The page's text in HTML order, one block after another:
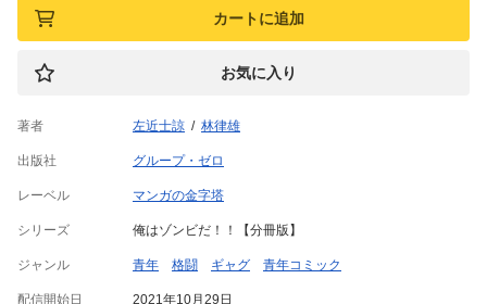
カートに追加
お気に入り
著者 左近士諒 林律雄
出版社 グループ・ゼロ
レーベル マンガの金字塔
シリーズ 俺はゾンビだ！！【分冊版】
ジャンル 青年 格闘 ギャグ 青年コミック
配信開始日 2021年10月29日